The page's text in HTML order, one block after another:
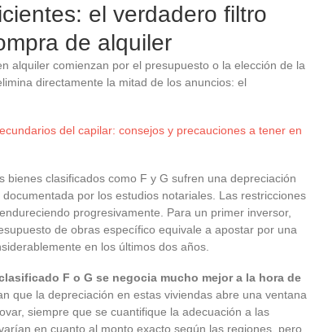
el verdadero filtro
de alquiler
alquiler comienzan por el presupuesto o la elección de la
directamente la mitad de los anuncios: el
del capilar: consejos y precauciones a tener en
bienes clasificados como F y G sufren una depreciación
por los estudios notariales. Las restricciones
progresivamente. Para un primer inversor,
de obras específico equivale a apostar por una
en los últimos dos años.
F o G se negocia mucho mejor a la hora de
que la depreciación en estas viviendas abre una ventana
siempre que se cuantifique la adecuación a las
en cuanto al monto exacto según las regiones, pero